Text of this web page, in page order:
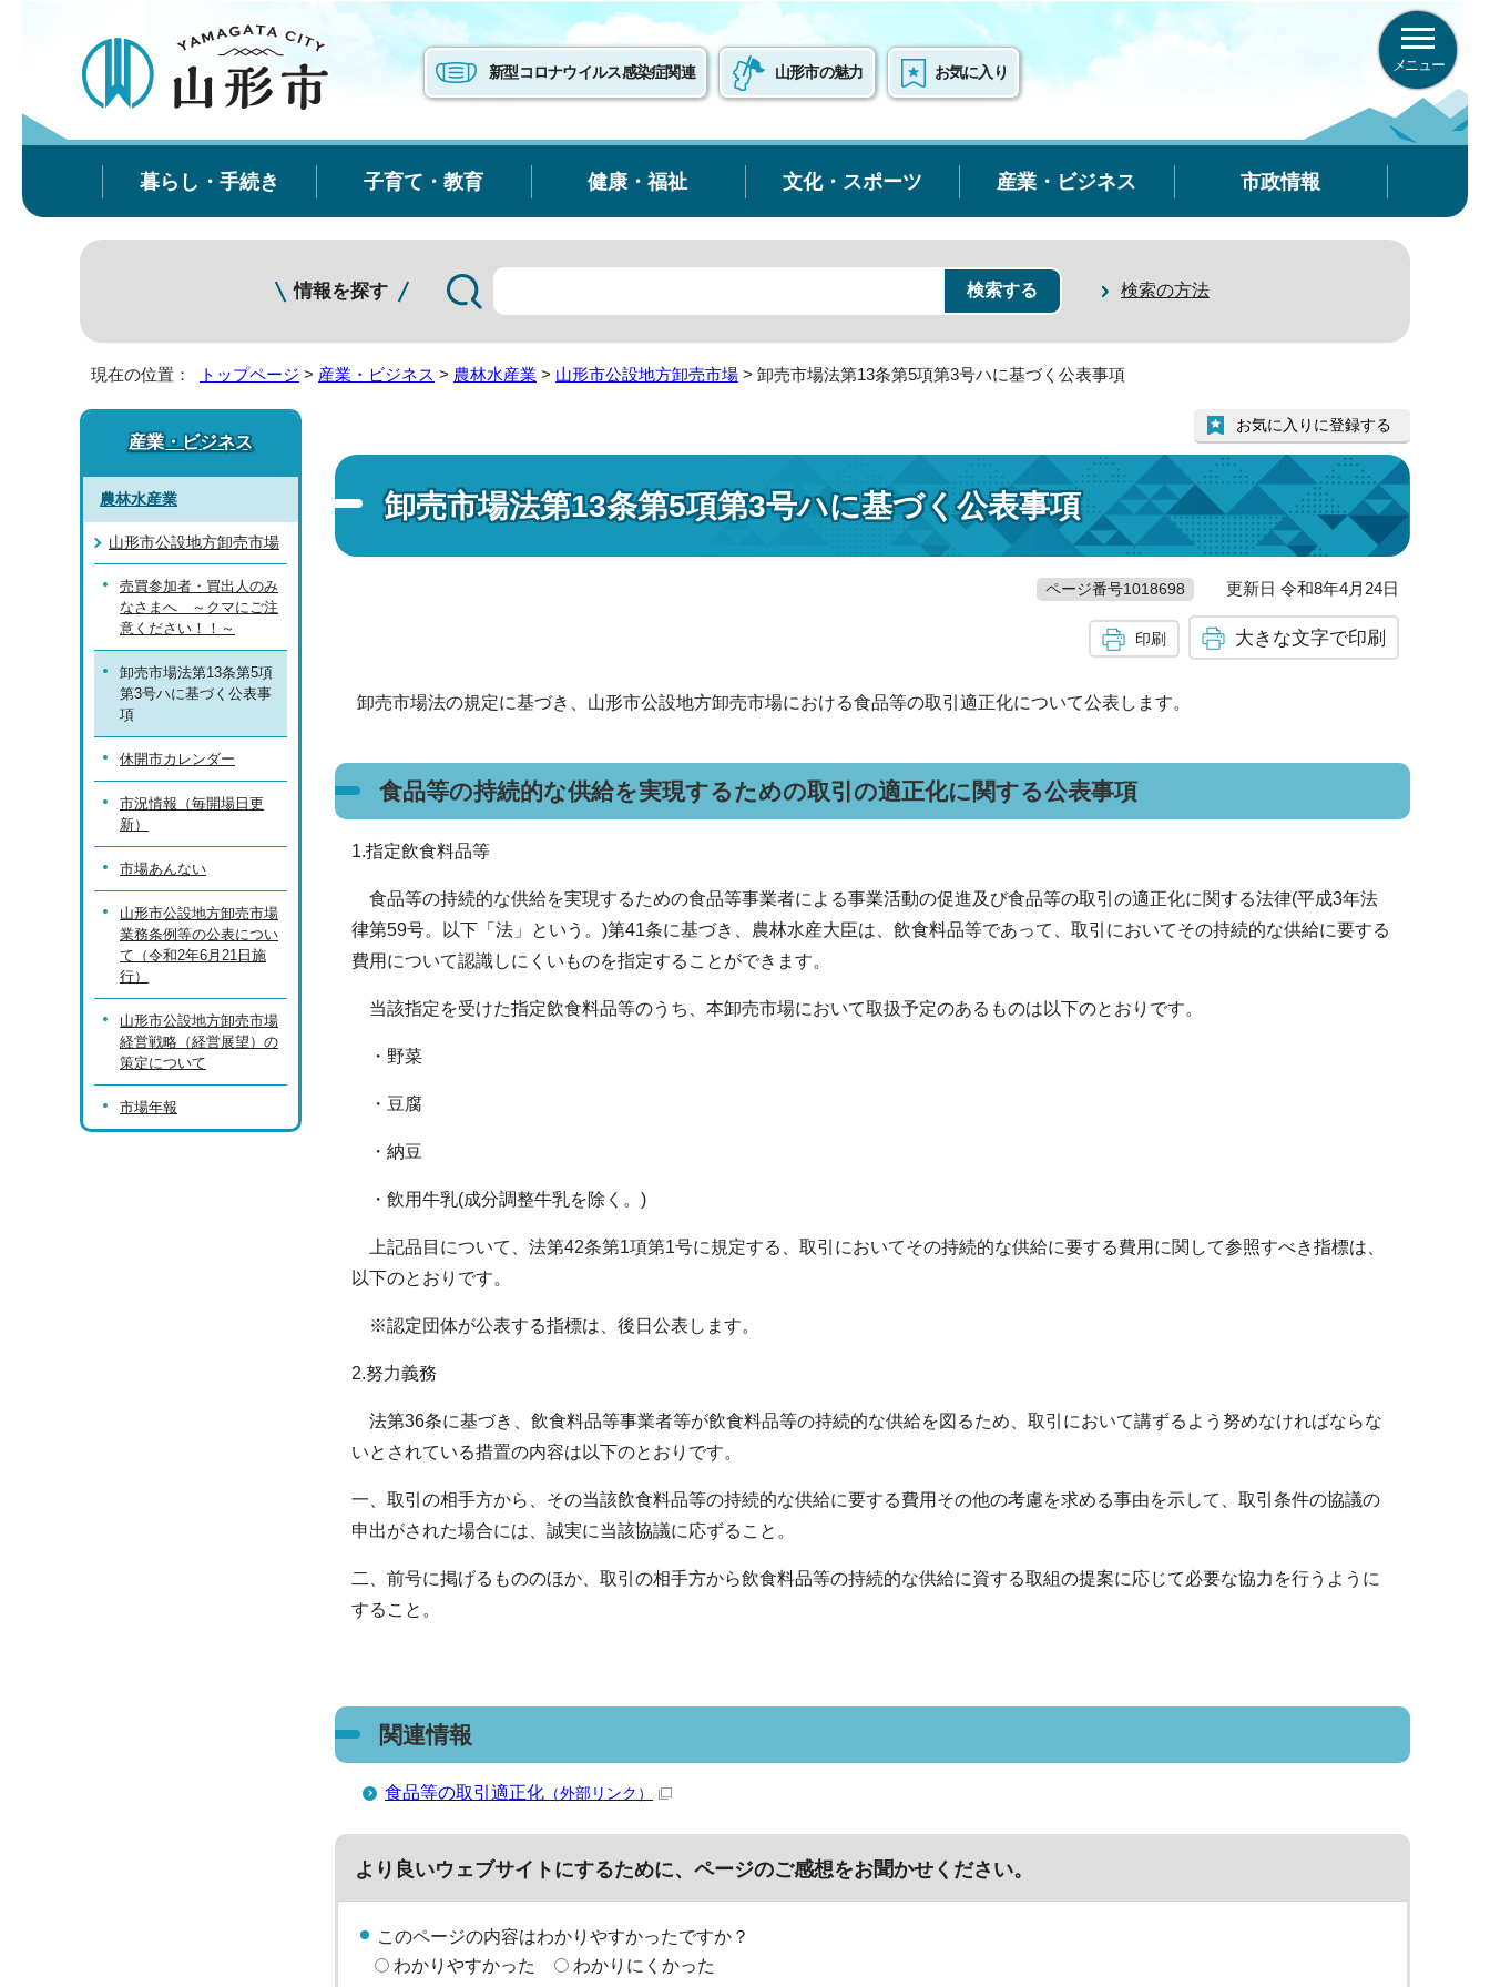
新型コロナウイルス感染症関連 山形市の魅力 お気に入り メニュー
暮らし・手続き 子育て・教育 健康・福祉 文化・スポーツ 産業・ビジネス 市政情報
情報を探す 検索の方法
現在の位置： トップページ > 産業・ビジネス > 農林水産業 > 山形市公設地方卸売市場 > 卸売市場法第13条第5項第3号ハに基づく公表事項
卸売市場法第13条第5項第3号ハに基づく公表事項
お気に入りに登録する
ページ番号1018698 更新日 令和8年4月24日
印刷 大きな文字で印刷
卸売市場法の規定に基づき、山形市公設地方卸売市場における食品等の取引適正化について公表します。
食品等の持続的な供給を実現するための取引の適正化に関する公表事項
1.指定飲食料品等
食品等の持続的な供給を実現するための食品等事業者による事業活動の促進及び食品等の取引の適正化に関する法律(平成3年法
律第59号。以下「法」という。)第41条に基づき、農林水産大臣は、飲食料品等であって、取引においてその持続的な供給に要する
費用について認識しにくいものを指定することができます。
当該指定を受けた指定飲食料品等のうち、本卸売市場において取扱予定のあるものは以下のとおりです。
・野菜
・豆腐
・納豆
・飲用牛乳(成分調整牛乳を除く。)
上記品目について、法第42条第1項第1号に規定する、取引においてその持続的な供給に要する費用に関して参照すべき指標は、
以下のとおりです。
※認定団体が公表する指標は、後日公表します。
2.努力義務
法第36条に基づき、飲食料品等事業者等が飲食料品等の持続的な供給を図るため、取引において講ずるよう努めなければならな
いとされている措置の内容は以下のとおりです。
一、取引の相手方から、その当該飲食料品等の持続的な供給に要する費用その他の考慮を求める事由を示して、取引条件の協議の
申出がされた場合には、誠実に当該協議に応ずること。
二、前号に掲げるもののほか、取引の相手方から飲食料品等の持続的な供給に資する取組の提案に応じて必要な協力を行うように
すること。
関連情報
食品等の取引適正化 （外部リンク）
より良いウェブサイトにするために、ページのご感想をお聞かせください。
このページの内容はわかりやすかったですか？
わかりやすかった
わかりにくかった
産業・ビジネス
農林水産業
山形市公設地方卸売市場
売買参加者・買出人のみ
なさまへ ～クマにご注
意ください！！～
卸売市場法第13条第5項
第3号ハに基づく公表事
項
休開市カレンダー
市況情報（毎開場日更
新）
市場あんない
山形市公設地方卸売市場
業務条例等の公表につい
て（令和2年6月21日施
行）
山形市公設地方卸売市場
経営戦略（経営展望）の
策定について
市場年報